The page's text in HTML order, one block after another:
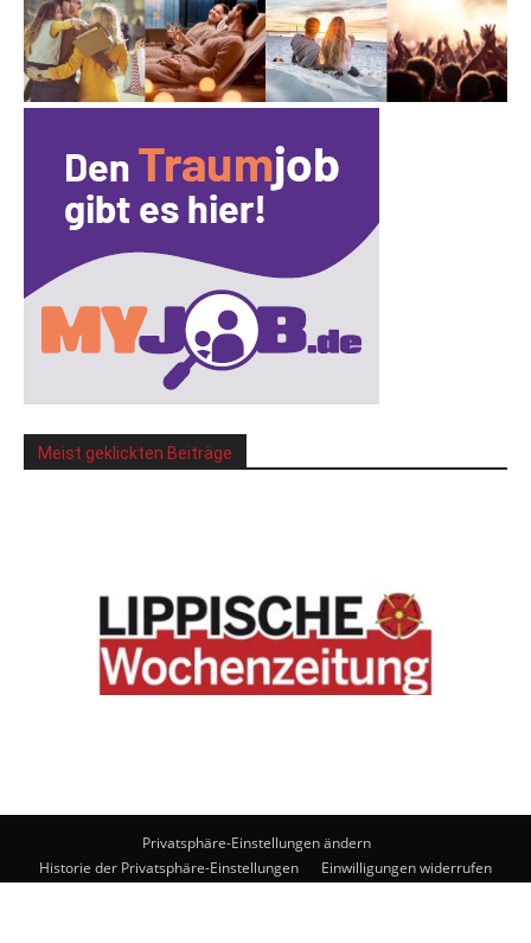
Meist geklickten Beiträge
Privatsphäre-Einstellungen ändern
Historie der Privatsphäre-Einstellungen
Einwilligungen widerrufen